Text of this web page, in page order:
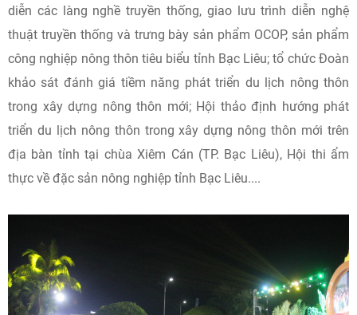
diễn các làng nghề truyền thống, giao lưu trình diễn nghệ
thuật truyền thống và trưng bày sản phẩm OCOP, sản phẩm
công nghiệp nông thôn tiêu biểu tỉnh Bạc Liêu; tổ chức Đoàn
khảo sát đánh giá tiềm năng phát triển du lịch nông thôn
trong xây dựng nông thôn mới; Hội thảo định hướng phát
triển du lịch nông thôn trong xây dựng nông thôn mới trên
địa bàn tỉnh tại chùa Xiêm Cán (TP. Bạc Liêu), Hội thi ẩm
thực về đặc sản nông nghiệp tỉnh Bạc Liêu....